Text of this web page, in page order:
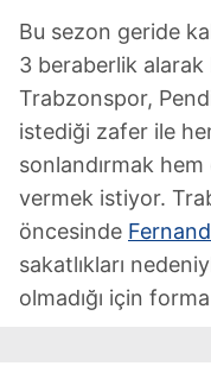
Bu sezon geride
3 beraberlik alarak
Trabzonspor,
istediği zafer ile
sonlandırmak
vermek istiyor.
öncesinde
sakatlıkları
olmadığı için